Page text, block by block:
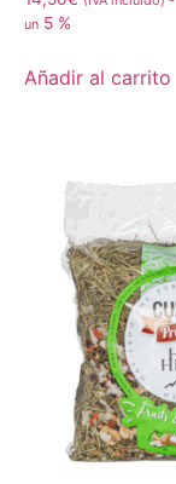
un 5 %
Añadir al carrito